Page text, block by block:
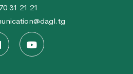
31 21 21